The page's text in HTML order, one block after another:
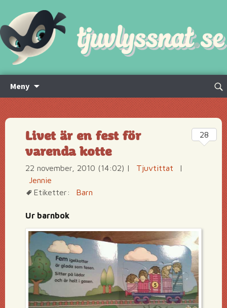
Meny
innehåll
Sök
Livet är en fest för
varenda kotte
22 november, 2010 (14:02) | Tjuvtittat
|
Jennie
Etiketter:
Barn
Ur barnbok
28